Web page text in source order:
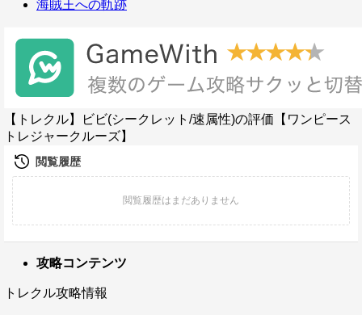
海賊王への軌跡
【トレクル】ビビ(シークレット/速属性)の評価【ワンピース
トレジャークルーズ】
攻略コンテンツ
トレクル攻略情報